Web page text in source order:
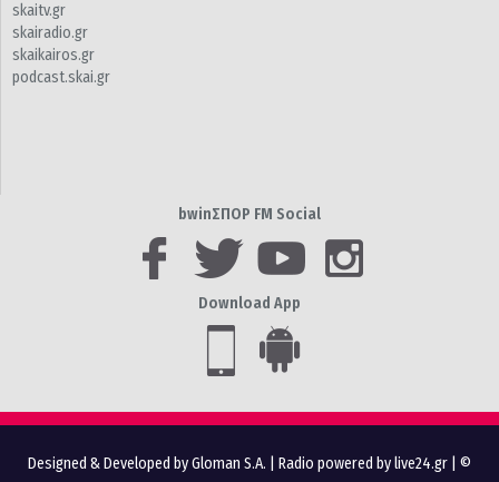
skaitv.gr
skairadio.gr
skaikairos.gr
podcast.skai.gr
bwinΣΠΟΡ FM Social
Download App
Designed & Developed by Gloman S.A. Radio powered by live24.gr | ©